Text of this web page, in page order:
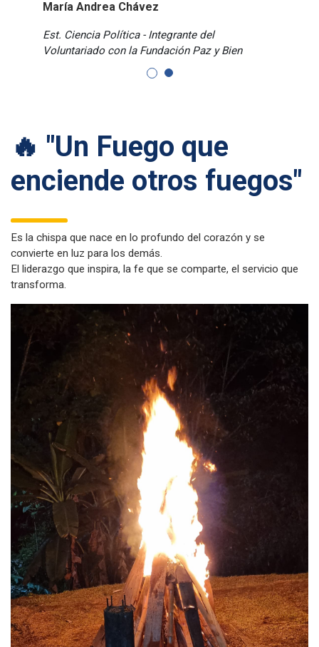
María Andrea Chávez
Est. Ciencia Política - Integrante del
Voluntariado con la Fundación Paz y Bien
🔥 "Un Fuego que
enciende otros fuegos"
Es la chispa que nace en lo profundo del corazón y se
convierte en luz para los demás.
El liderazgo que inspira, la fe que se comparte, el servicio que
transforma.